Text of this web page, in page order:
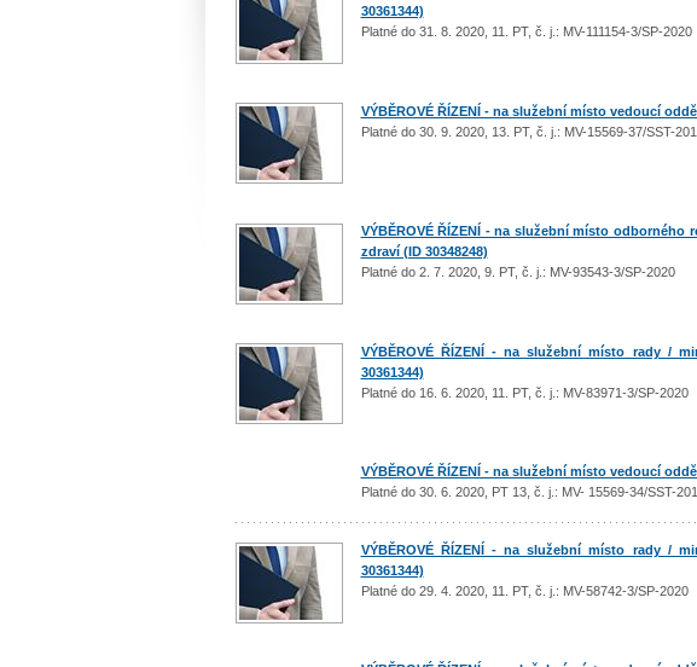
30361344)
Platné do 31. 8. 2020, 11. PT, č. j.: MV-111154-3/SP-2020
VÝBĚROVÉ ŘÍZENÍ - na služební místo vedoucí
Platné do 30. 9. 2020, 13. PT, č. j.: MV-15569-37/SST-
VÝBĚROVÉ ŘÍZENÍ - na služební místo
zdraví (ID 30348248)
Platné do 2. 7. 2020, 9. PT, č. j.: MV-93543-3/SP-2020
VÝBĚROVÉ ŘÍZENÍ - na služební místo rady /
30361344)
Platné do 16. 6. 2020, 11. PT, č. j.: MV-83971-3/SP-2020
VÝBĚROVÉ ŘÍZENÍ - na služební místo vedoucí
Platné do 30. 6. 2020, PT 13, č. j.: MV- 15569-34/SST-
VÝBĚROVÉ ŘÍZENÍ - na služební místo rady /
30361344)
Platné do 29. 4. 2020, 11. PT, č. j.: MV-58742-3/SP-2020